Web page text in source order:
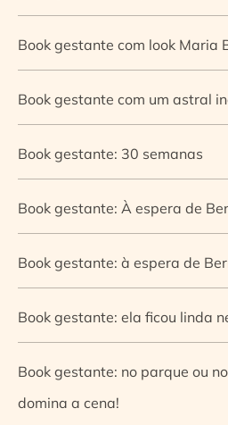
Book gestante com look Maria
Book gestante com um astral
Book gestante: 30 semanas
Book gestante: À espera de
Book gestante: à espera de
Book gestante: ela ficou linda
Book gestante: no parque ou
domina a cena!